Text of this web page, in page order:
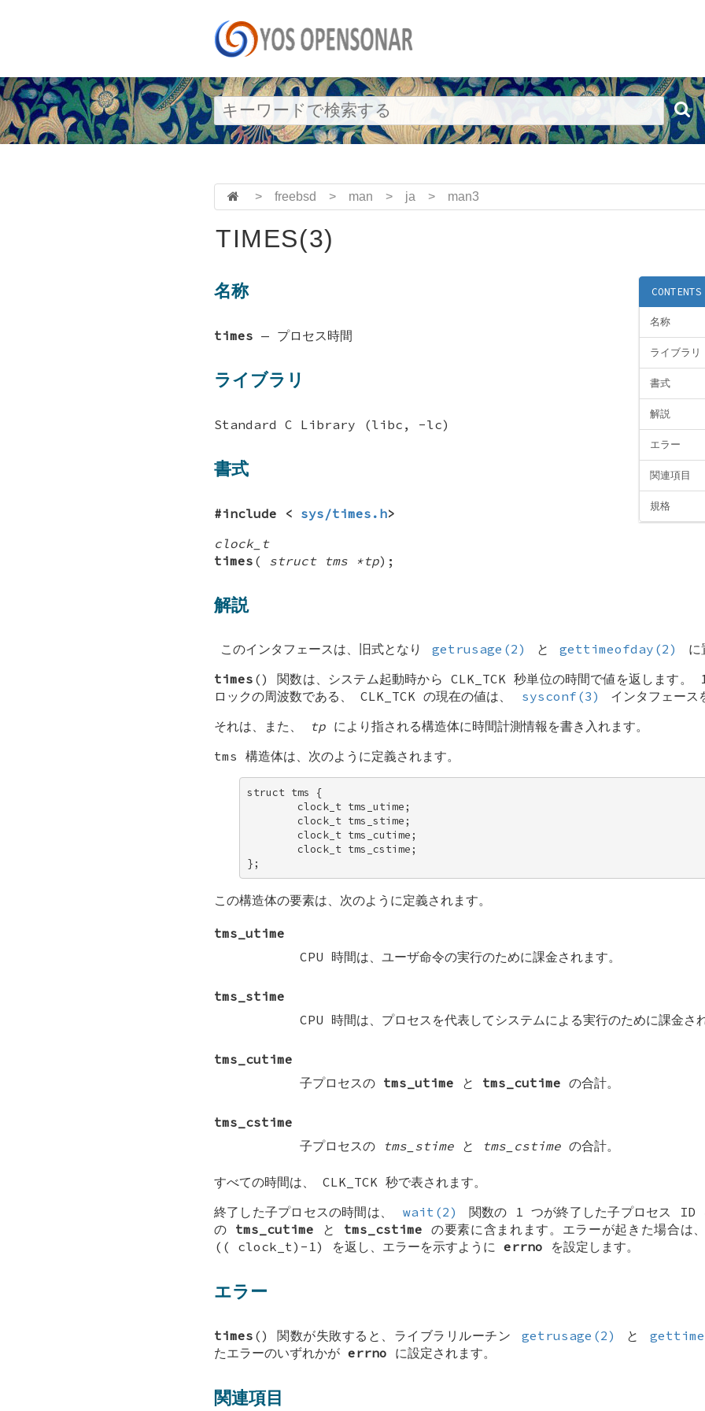
> freebsd > man > ja > man3
TIMES(3)
CONTENTS
名称
ライブラリ
書式
解説
エラー
関連項目
規格
名称
times — プロセス時間
ライブラリ
Standard C Library (libc, -lc)
書式
#include < sys/times.h>
clock_t
times ( struct tms *tp);
解説
このインタフェースは、旧式となり getrusage(2) と gettimeofday(2)
に
times () 関数は、システム起動時から CLK_TCK秒単位の時間で値を返します。
ロックの周波数である、 CLK_TCK の現在の値は、 sysconf(3)
インタフェース
それは、また、
tp により指される構造体に時間計測情報を書き入れます。
tms 構造体は、次のように定義されます。
struct tms {
        clock_t tms_utime;
        clock_t tms_stime;
        clock_t tms_cutime;
        clock_t tms_cstime;
};
この構造体の要素は、次のように定義されます。
tms_utime
CPU 時間は、ユーザ命令の実行のために課金されます。
tms_stime
CPU 時間は、プロセスを代表してシステムによる実行のために課金さ
tms_cutime
子プロセスの tms_utime と tms_cutime の合計。
tms_cstime
子プロセスの
tms_stimeと tms_cstimeの合計。
すべての時間は、 CLK_TCK 秒で表されます。
終了した子プロセスの時間は、
wait(2)
関数の 1 つが終了した子プロセス ID
の tms_cutime と tms_cstime の要素に含まれます。エラーが起きた場合は
(( clock_t)-1) を返し、エラーを示すように errno を設定します。
エラー
times () 関数が失敗すると、ライブラリルーチン getrusage(2) と
たエラーのいずれかが errno に設定されます。
関連項目